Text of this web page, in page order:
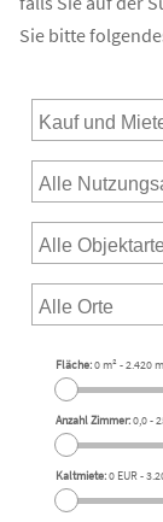
Sie bitte
Fläche:0 m²-2.420
Anzahl Zimmer:0,0-
Kaltmiete:0 EUR-